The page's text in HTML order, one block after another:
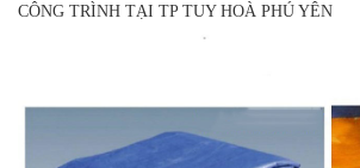
CÔNG TRÌNH TẠI TP TUY HOÀ PHÚ YÊN